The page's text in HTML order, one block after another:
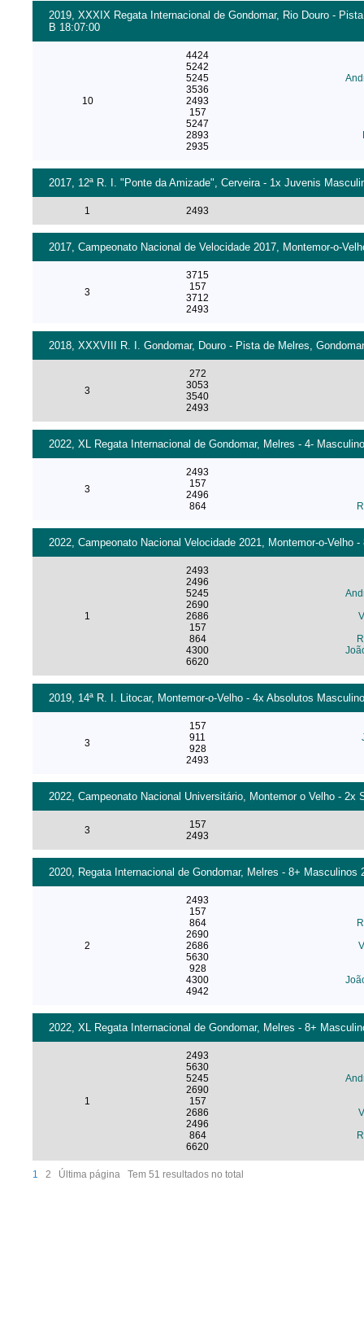
2019, XXXIX Regata Internacional de Gondomar, Rio Douro -
B 18:07:00
10
4424
5242
5245
3536
2493
157
5247
2893
2935
2017, 12ª R. I. "Ponte da Amizade", Cerveira - 1x Juvenis
1 2493
2017, Campeonato Nacional de Velocidade 2017, Montemor-o-
3
3715
157
3712
2493
2018, XXXVIII R. I. Gondomar, Douro - Pista de Melres,
3
272
3053
3540
2493
2022, XL Regata Internacional de Gondomar, Melres - 4-
3
2493
157
2496
864
2022, Campeonato Nacional Velocidade 2021, Montemor-o-Velho
1
2493
2496
5245
2690
2686
157
864
4300
6620
2019, 14ª R. I. Litocar, Montemor-o-Velho - 4x Absolutos
3
157
911
928
2493
2022, Campeonato Nacional Universitário, Montemor o Velho - 2x
3
157
2493
2020, Regata Internacional de Gondomar, Melres - 8+ Masculinos
2
2493
157
864
2690
2686
5630
928
4300
4942
2022, XL Regata Internacional de Gondomar, Melres - 8+
1
2493
5630
5245
2690
157
2686
2496
864
6620
1 2 Última página Tem 51 resultados no total